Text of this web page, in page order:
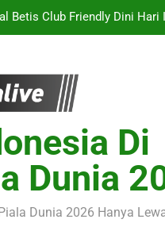
Betis Club Friendly Dini
Dini Hari Ini Pukul
Craiova Liga Eropa UEFA
Betis Club Friendly Dini Hari
vs Inter Milan Club Friendly
Di
Dunia
Dunia 2026 Hanya